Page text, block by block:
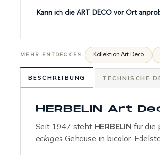
Kann ich die ART DECO vor Ort
MEHR ENTDECKEN: Kollektion Art Deco
BESCHREIBUNG TECHNISCHE
HERBELIN Art
Seit 1947 steht HERBELIN für die
eckiges Gehäuse in bicolor-